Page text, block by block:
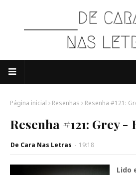
Página inicial Resenhas Resenha #121:
Resenha #121: Grey -
De Cara Nas Letras - 19:18
Lido